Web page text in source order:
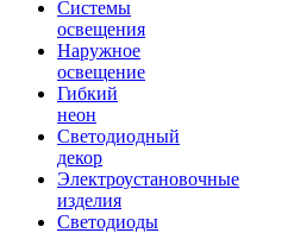
Системы
освещения
Наружное
освещение
Гибкий
неон
Светодиодный
декор
Электроустановочные
изделия
Светодиоды